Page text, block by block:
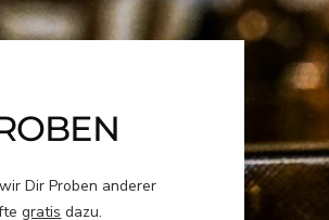
Dir Proben anderer
gratis dazu.